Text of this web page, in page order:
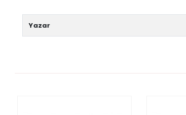
Yazar